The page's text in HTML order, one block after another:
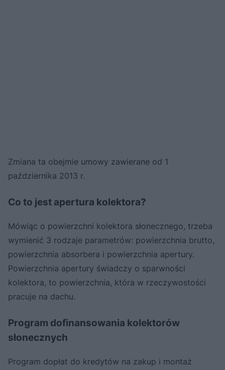
Zmiana ta obejmie umowy zawierane od 1
października 2013 r.
Co to jest apertura kolektora?
Mówiąc o powierzchni kolektora słonecznego, trzeba
wymienić 3 rodzaje parametrów: powierzchnia brutto,
powierzchnia absorbera i powierzchnia apertury.
Powierzchnia apertury świadczy o sparwności
kolektora, to powierzchnia, która w rzeczywostości
pracuje na dachu.
Program dofinansowania kolektorów
słonecznych
Program dopłat do kredytów na zakup i montaż